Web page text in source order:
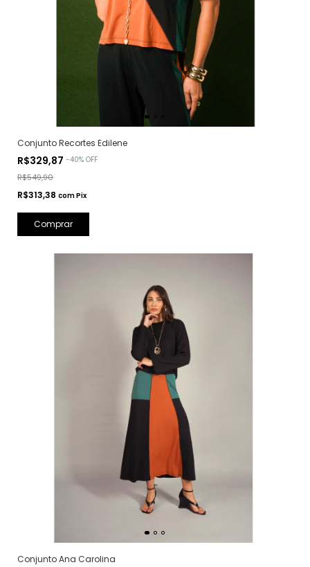
Conjunto Recortes Edilene
R$329,87 -40% OFF
R$549,90
R$313,38 comPix
Comprar
Conjunto Ana Carolina